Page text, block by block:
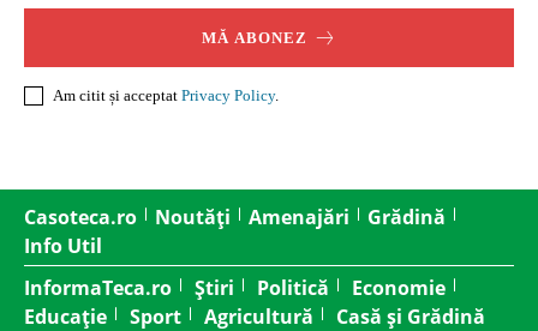
MĂ ABONEZ
Am citit și acceptat Privacy Policy.
Casoteca.ro Noutăți Amenajări
Grădină
Info Util
InformaTeca.ro
Știri Politică
Economie
Educație
Sport Agricultură
Casă și Grădină